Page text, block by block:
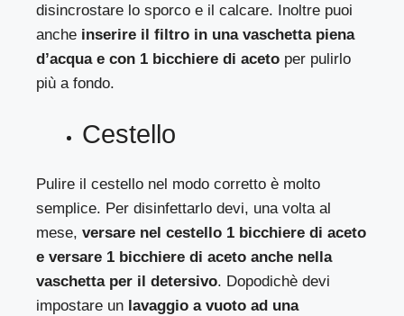
disincrostare lo sporco e il calcare. Inoltre puoi
anche inserire il filtro in una vaschetta piena
d’acqua e con 1 bicchiere di aceto per pulirlo
più a fondo.
Cestello
Pulire il cestello nel modo corretto è molto
semplice. Per disinfettarlo devi, una volta al
mese, versare nel cestello 1 bicchiere di aceto
e versare 1 bicchiere di aceto anche nella
vaschetta per il detersivo. Dopodichè devi
impostare un lavaggio a vuoto ad una